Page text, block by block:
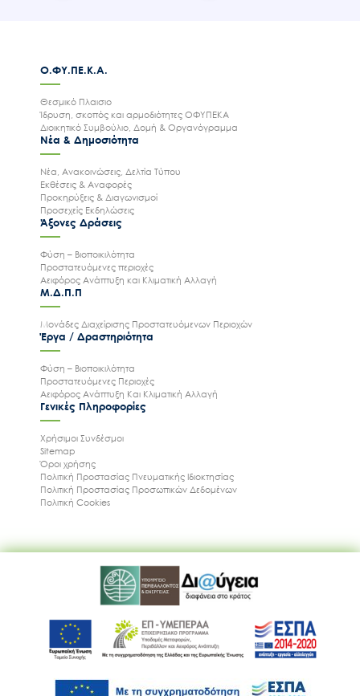
Ο.ΦΥ.ΠΕ.Κ.Α.
Θεσμικό Πλαισιο
Ίδρυση, σκοπός και αρμοδιότητες ΟΦΥΠΕΚΑ
Διοικητικό Συμβούλιο, Δομή & Οργανόγραμμα
Νέα & Δημοσιότητα
Νέα, Ανακοινώσεις, Δελτία Τύπου
Εκθέσεις & Αναφορές
Προκηρύξεις & Διαγωνισμοί
Προσεχείς Εκδηλώσεις
Άξονες Δράσεις
Φύση – Βιοποικιλότητα
Προστατευόμενες περιοχές
Αειφόρος Ανάπτυξη και Κλιματική Αλλαγή
Μ.Δ.Π.Π
Μονάδες Διαχείρισης Προστατευόμενων Περιοχών
Έργα / Δραστηριότητα
Φύση – Βιοποικιλότητα
Προστατευόμενες Περιοχές
Αειφόρος Ανάπτυξη Και Κλιματική Αλλαγή
Γενικές Πληροφορίες
Χρήσιμοι Συνδέσμοι
Sitemap
Όροι χρήσης
Πολιτική Προστασίας Πνευματικής Ιδιοκτησίας
Πολιτική Προστασίας Προσωπικών Δεδομένων
Πολιτική Cookies